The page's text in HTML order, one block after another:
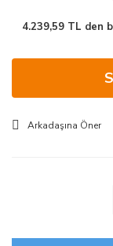
4.239,59 TL den
Arkadaşına Öner